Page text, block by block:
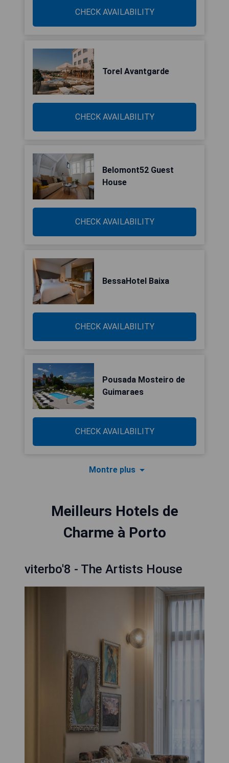
CHECK AVAILABILITY
Torel Avantgarde
CHECK AVAILABILITY
Belomont52 Guest
House
CHECK AVAILABILITY
BessaHotel Baixa
CHECK AVAILABILITY
Pousada Mosteiro de
Guimaraes
CHECK AVAILABILITY
Montre plus
Meilleurs Hotels de
Charme à Porto
viterbo'8 - The Artists House